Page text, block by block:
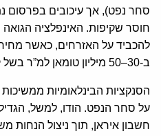
סחר נפט), אך עיכובים בפרסום
חוסר שקיפות. האינפלציה
להכביד על האזרחים, כאשר
ב-30–50 מיליון טומאן למ”ר בשל קיפאון בשוק וחוסר קונים.
הסנקציות הבינלאומיות
על סחר הנפט. הודו, למשל,
חשבון איראן, תוך ניצול